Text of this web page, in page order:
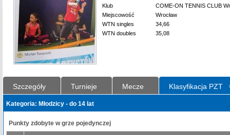
Klub
COME-ON TENNIS CLUB
Miejscowość
Wrocław
WTN singles
34,66
WTN doubles
35,08
Szczegóły Turnieje Mecze Klasyfikacja PZT
Kategoria: Młodzicy - do 14 lat
Punkty zdobyte w grze pojedynczej